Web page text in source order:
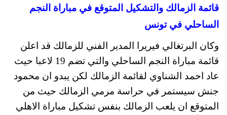
قائمة الزمالك والتشكيل المتوقع في مباراة النجم
الساحلي في تونس
وكان البرتغالي فيريرا المدير الفني للزمالك قد اعلن
قائمة مباراة النجم الساحلي والتي تضم 19 لاعبا حيث
عاد احمد الشناوي لقائمة الزمالك لكن يبدو ان محمود
جنش سيستمر في حراسة مرمي الزمالك حيث من
المتوقع ان يلعب الزمالك بنفس تشكيل مباراة الاهلي